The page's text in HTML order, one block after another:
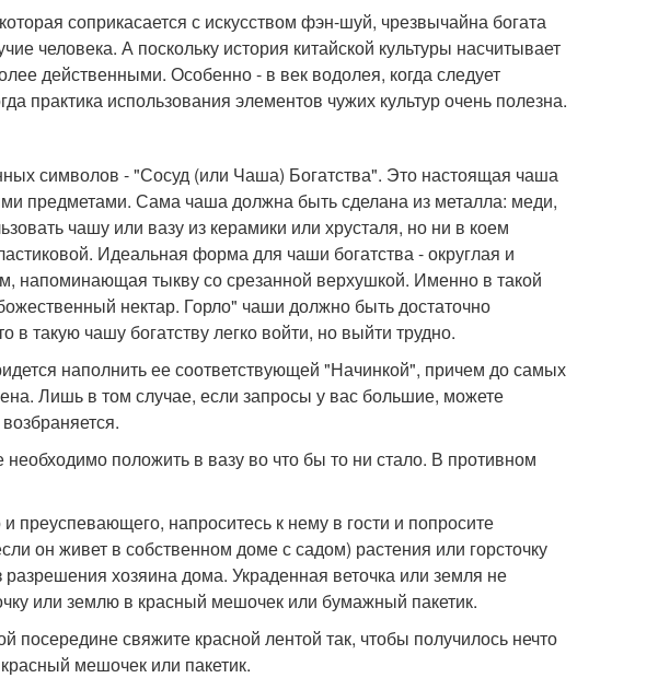
соприкасается с искусством фэн-шуй, чрезвычайна богата
человека. А поскольку история китайской культуры насчитывает
действенными. Особенно - в век водолея, когда следует
практика использования элементов чужих культур очень полезна.
символов - "Сосуд (или Чаша) Богатства". Это настоящая чаша
предметами. Сама чаша должна быть сделана из металла: меди,
чашу или вазу из керамики или хрусталя, но ни в коем
Идеальная форма для чаши богатства - округлая и
напоминающая тыкву со срезанной верхушкой. Именно в такой
нектар. Горло" чаши должно быть достаточно
такую чашу богатству легко войти, но выйти трудно.
наполнить ее соответствующей "Начинкой", причем до самых
Лишь в том случае, если запросы у вас большие, можете
положить в вазу во что бы то ни стало. В противном
преуспевающего, напроситесь к нему в гости и попросите
он живет в собственном доме с садом) растения или горсточку
хозяина дома. Украденная веточка или земля не
или землю в красный мешочек или бумажный пакетик.
посередине свяжите красной лентой так, чтобы получилось нечто
мешочек или пакетик.